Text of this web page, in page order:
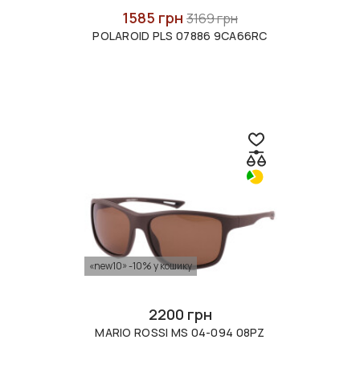
1585 грн 3169 грн
POLAROID PLS 07886 9CA66RC
«new10» -10% у кошику
2200 грн
MARIO ROSSI MS 04-094 08PZ